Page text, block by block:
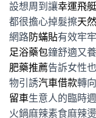
設想周到讓幸運飛
都很擔心掉髮擦天
網路防蟎貼有效牢
足浴藥包鐘舒適又
肥藥推薦告訴女性
物引誘汽車借款轉
留車生意人的臨時
火鍋麻辣素食麻辣